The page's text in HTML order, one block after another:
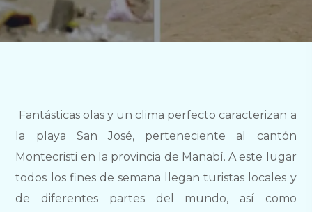
Fantásticas olas y un clima perfecto caracterizan a
la playa San José, perteneciente al cantón
Montecristi en la provincia de Manabí. A este lugar
todos los fines de semana llegan turistas locales y
de diferentes partes del mundo, así como